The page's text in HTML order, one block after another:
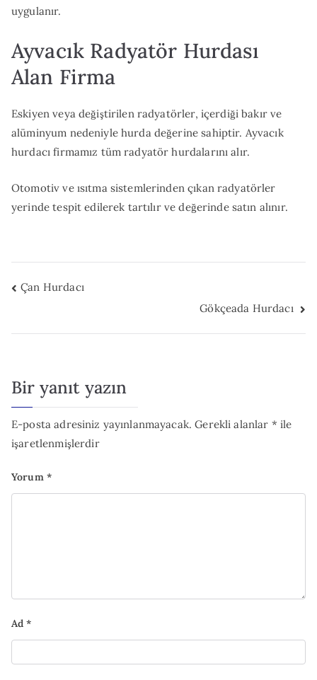
uygulanır.
Ayvacık Radyatör Hurdası
Alan Firma
Eskiyen veya değiştirilen radyatörler, içerdiği bakır ve
alüminyum nedeniyle hurda değerine sahiptir. Ayvacık
hurdacı firmamız tüm radyatör hurdalarını alır.
Otomotiv ve ısıtma sistemlerinden çıkan radyatörler
yerinde tespit edilerek tartılır ve değerinde satın alınır.
Yazı
Çan Hurdacı
Gökçeada Hurdacı
Bir yanıt yazın
E-posta adresiniz yayınlanmayacak. Gerekli alanlar * ile
işaretlenmişlerdir
Yorum *
Ad*